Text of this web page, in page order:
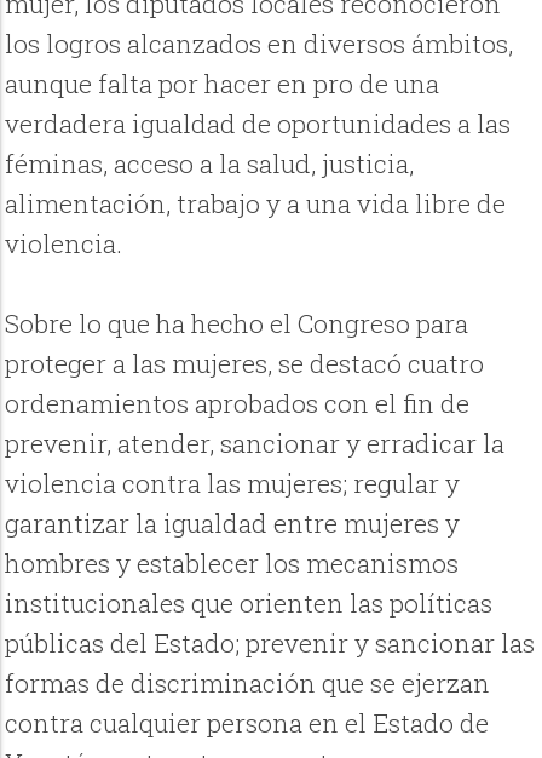
los logros alcanzados en diversos ámbitos,
aunque falta por hacer en pro de una
verdadera igualdad de oportunidades a las
féminas, acceso a la salud, justicia,
alimentación, trabajo y a una vida libre de
violencia.
Sobre lo que ha hecho el Congreso para
proteger a las mujeres, se destacó cuatro
ordenamientos aprobados con el fin de
prevenir, atender, sancionar y erradicar la
violencia contra las mujeres; regular y
garantizar la igualdad entre mujeres y
hombres y establecer los mecanismos
institucionales que orienten las políticas
públicas del Estado; prevenir y sancionar las
formas de discriminación que se ejerzan
contra cualquier persona en el Estado de